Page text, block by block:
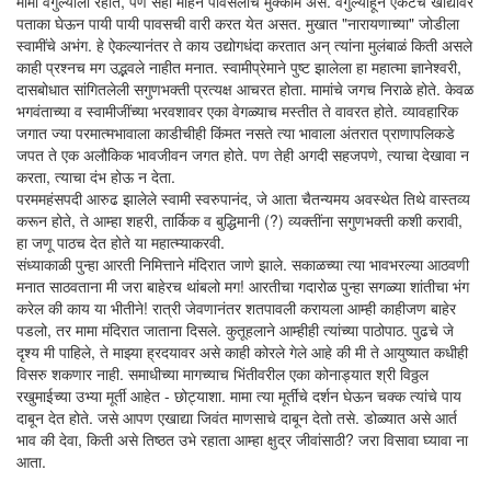
पताका घेऊन पायी पायी पावसची वारी करत येत असत. मुखात "नारायणाच्या" जोडीला
स्वामींचे अभंग. हे ऐकल्यानंतर ते काय उद्योगधंदा करतात अन् त्यांना मुलंबाळं किती असले
काही प्रश्नच मग उद्भवले नाहीत मनात. स्वामीप्रेमाने पुष्ट झालेला हा महात्मा ज्ञानेश्वरी,
दासबोधात सांगितलेली सगुणभक्ती प्रत्यक्ष आचरत होता. मामांचे जगच निराळे होते. केवळ
भगवंताच्या व स्वामीजींच्या भरवशावर एका वेगळ्याच मस्तीत ते वावरत होते. व्यावहारिक
जगात ज्या परमात्मभावाला काडीचीही किंमत नसते त्या भावाला अंतरात प्राणापलिकडे
जपत ते एक अलौकिक भावजीवन जगत होते. पण तेही अगदी सहजपणे, त्याचा देखावा न
करता, त्याचा दंभ होऊ न देता.
परममहंसपदी आरुढ झालेले स्वामी स्वरुपानंद, जे आता चैतन्यमय अवस्थेत तिथे वास्तव्य
करून होते, ते आम्हा शहरी, तार्किक व बुद्धिमानी (?) व्यक्तींना सगुणभक्ती कशी करावी,
हा जणू पाठच देत होते या महात्म्याकरवी.
संध्याकाळी पुन्हा आरती निमित्ताने मंदिरात जाणे झाले. सकाळच्या त्या भावभरल्या आठवणी
मनात साठवताना मी जरा बाहेरच थांबलो मग! आरतीचा गदारोळ पुन्हा सगळ्या शांतीचा भंग
करेल की काय या भीतीने! रात्री जेवणानंतर शतपावली करायला आम्ही काहीजण बाहेर
पडलो, तर मामा मंदिरात जाताना दिसले. कुतूहलाने आम्हीही त्यांच्या पाठोपाठ. पुढचे जे
दृश्य मी पाहिले, ते माझ्या ह्रदयावर असे काही कोरले गेले आहे की मी ते आयुष्यात कधीही
विसरु शकणार नाही. समाधीच्या मागच्याच भिंतीवरील एका कोनाड्यात श्री विठ्ठल
रखुमाईच्या उभ्या मूर्ती आहेत - छोट्याशा. मामा त्या मूर्तींचे दर्शन घेऊन चक्क त्यांचे पाय
दाबून देत होते. जसे आपण एखाद्या जिवंत माणसाचे दाबून देतो तसे. डोळ्यात असे आर्त
भाव की देवा, किती असे तिष्ठत उभे रहाता आम्हा क्षुद्र जीवांसाठी? जरा विसावा घ्यावा ना
आता.